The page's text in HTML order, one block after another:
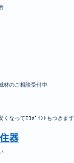
材のご相談受付中
くなってｴｺﾎﾟｲﾝﾄもつきます
器